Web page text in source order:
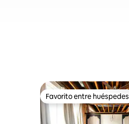
Favorito entre huéspedes
Favorito entre huéspedes